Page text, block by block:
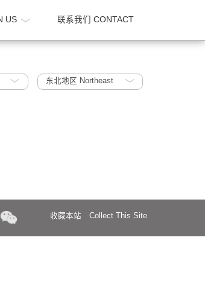
加入我们 JOIN US 联系我们
东北地区 Northeast